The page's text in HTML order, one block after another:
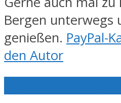
Bergen unterwegs
genießen. PayPal-
den Autor